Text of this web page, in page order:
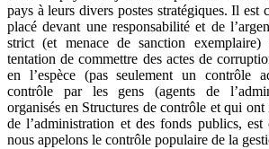
pays à leurs divers postes stratégiques. Il est
placé devant une responsabilité et de
strict (et menace de sanction
tentation de commettre des actes de
en l’espèce (pas seulement un contrôle
contrôle par les gens (agents de
organisés en Structures de contrôle et qui ont
de l’administration et des fonds publics, est
nous appelons le contrôle populaire de la